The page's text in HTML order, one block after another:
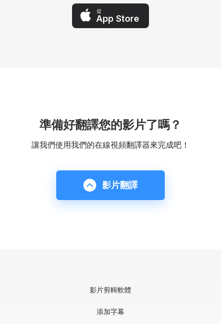
從
App Store
準備好翻譯您的影片了嗎？
讓我們使用我們的在線視頻翻譯器來完成吧！
影片翻譯
影片剪輯軟體
添加字幕